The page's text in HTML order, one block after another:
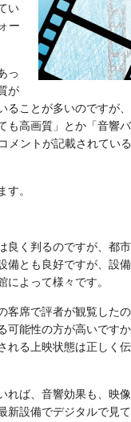
い
ー
っ
が
ることが多いのですが
も高画質」とか「音響
メントが記載されてい
す。
良く判るのですが、都
備とも良好ですが、設
よって様々です。
客席で評者が観覧した
可能性の方が高いです
れる上映状態は正しく
れば、音響効果も、映
設備でデジタルで見て